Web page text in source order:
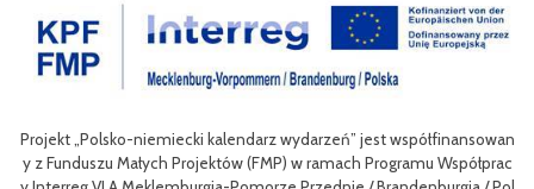
jest współfinansowan
Programu Współprac
Celem III Polsko-Niemieckich Dni Turystyki
nie oferty turystycznej oraz ułatwienie